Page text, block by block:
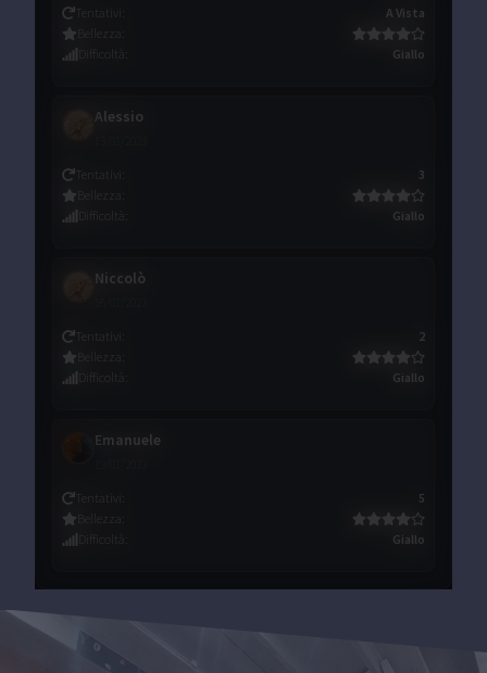
Tentativi :
A Vista
Bellezza :
Difficoltà : Giallo
Alessio
Tentativi :
3
Bellezza :
Difficoltà : Giallo
Niccolò
Tentativi :
2
Bellezza :
Difficoltà : Giallo
Emanuele
Tentativi :
5
Bellezza :
Difficoltà : Giallo